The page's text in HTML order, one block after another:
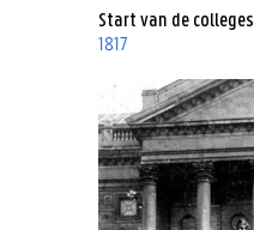
Start van de colleges
1817